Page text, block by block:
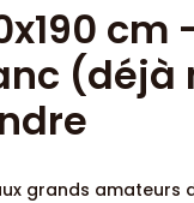
(déjà
grands amateurs